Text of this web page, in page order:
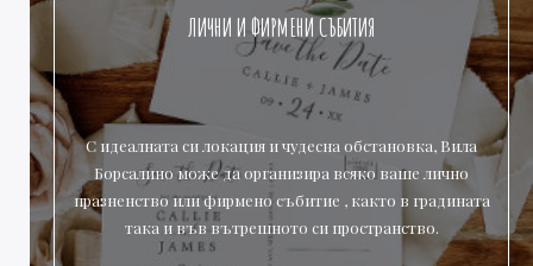
ЛИЧНИ И ФИРМЕНИ СЪБИТИЯ
С идеалната си локация и чудесна обстановка, Вила
Борсалино може да организира всяко ваше лично
празненство или фирмено събитие , както в градината
така и във вътрешното си пространство.